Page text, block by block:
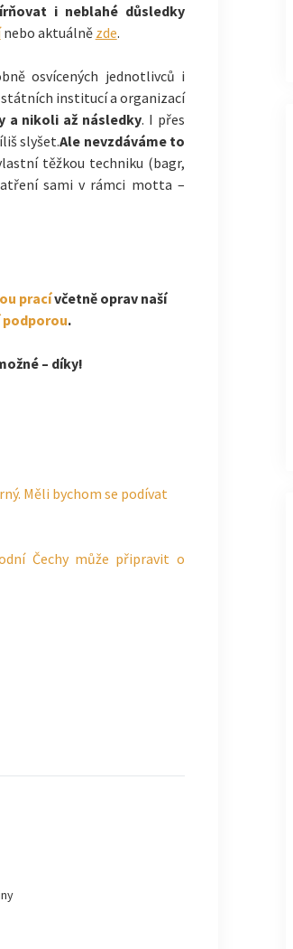
i neblahé důsledky
nebo aktuálně zde.
osvícených jednotlivců i
státních institucí a organizací
a nikoli až následky. I přes
slyšet.Ale nevzdáváme to
těžkou techniku (bagr,
sami v rámci motta –
pracívčetně oprav naší
.
– díky!
Měli bychom se podívat
Čechy může připravit o